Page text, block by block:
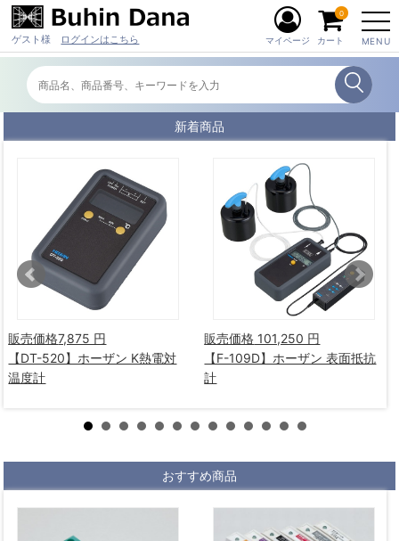
ゲスト様 ログインはこちら MENU
マイページ カート
0
新着商品
販売価格7,875 円
【DT-520】ホーザン K熱電対
温度計
販売価格 101,250 円
【F-109D】ホーザン 表面抵抗
計
おすすめ商品